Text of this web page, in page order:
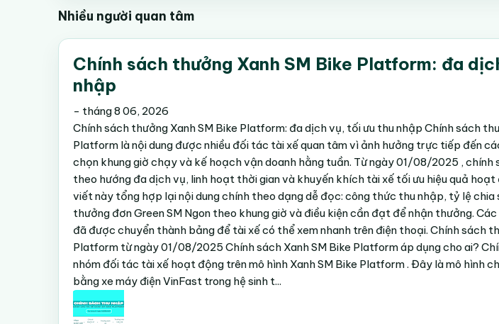
Nhiều người quan tâm
Chính sách thưởng Xanh SM Bike Platform: đa
nhập
- tháng 8 06, 2026
Chính sách thưởng Xanh SM Bike Platform: đa dịch vụ, tối ưu thu nhập Chính sách
Platform là nội dung được nhiều đối tác tài xế quan tâm vì ảnh hưởng trực tiếp đến
chọn khung giờ chạy và kế hoạch vận doanh hằng tuần. Từ ngày 01/08/2025 ,
theo hướng đa dịch vụ, linh hoạt thời gian và khuyến khích tài xế tối ưu hiệu quả hoạt
viết này tổng hợp lại nội dung chính theo dạng dễ đọc: công thức thu nhập, tỷ lệ chia
thưởng đơn Green SM Ngon theo khung giờ và điều kiện cần đạt để nhận thưởng.
đã được chuyển thành bảng để tài xế có thể xem nhanh trên điện thoại. Chính sách
Platform từ ngày 01/08/2025 Chính sách Xanh SM Bike Platform áp dụng cho ai?
nhóm đối tác tài xế hoạt động trên mô hình Xanh SM Bike Platform . Đây là mô hình
bằng xe máy điện VinFast trong hệ sinh t...